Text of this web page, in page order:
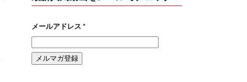
メールアドレス *